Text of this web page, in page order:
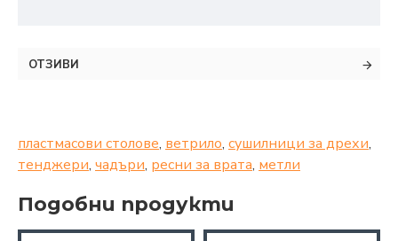
ОТЗИВИ
пластмасови столове, ветрило, сушилници за дрехи,
тенджери, чадъри, ресни за врата, метли
Подобни продукти